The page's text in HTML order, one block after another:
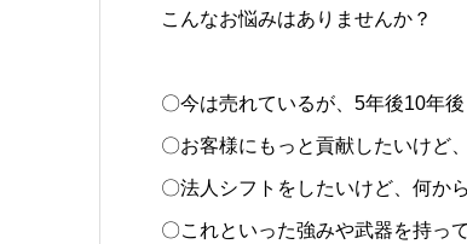
こんなお悩みはありませんか？
〇今は売れているが、5年後10年
〇お客様にもっと貢献したいけど
〇法人シフトをしたいけど、何か
〇これといった強みや武器を持っ